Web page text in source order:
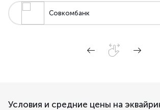
Совкомбанк
Условия и средние цены на